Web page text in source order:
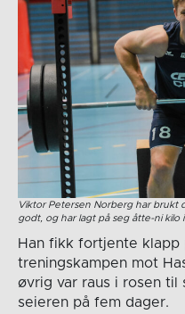
Viktor Petersen Norberg har brukt
godt, og har lagt på seg åtte-ni
Han fikk fortjente klapp
treningskampen mot
øvrig var raus i rosen til
seieren på fem dager.